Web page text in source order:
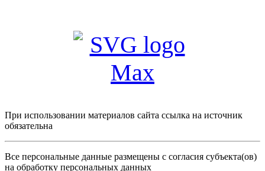
При использовании материалов сайта ссылка на источник
обязательна
Все персональные данные размещены с согласия субъекта(ов)
на обработку персональных данных